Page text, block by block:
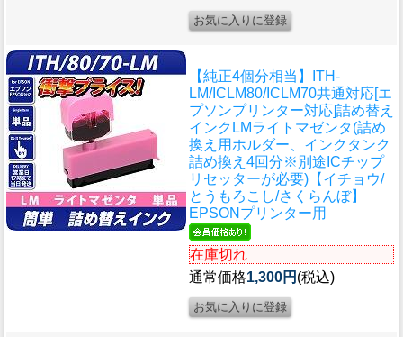
【純正4個分相当】ITH-
LM/ICLM80/ICLM70共通対応[エ
プソンプリンター対応]詰め替え
インクLMライトマゼンタ(詰め
換え用ホルダー、インクタンク
詰め換え4回分※別途ICチップ
リセッターが必要)【イチョウ/
とうもろこし/さくらんぼ】
EPSONプリンター用
在庫切れ
通常価格1,300円 (税込)